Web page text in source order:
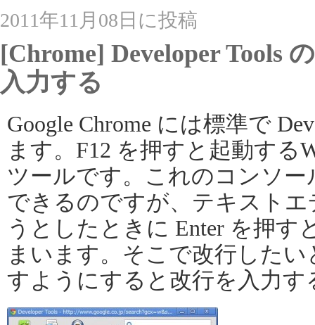
2011年11月08日に投稿
[Chrome] Developer Tools
入力する
Google Chrome には標準で
ます。F12 を押すと起動する
ツールです。これのコンソー
できるのですが、テキスト
うとしたときに Enter を押す
まいます。そこで改行したい
すようにすると改行を入力